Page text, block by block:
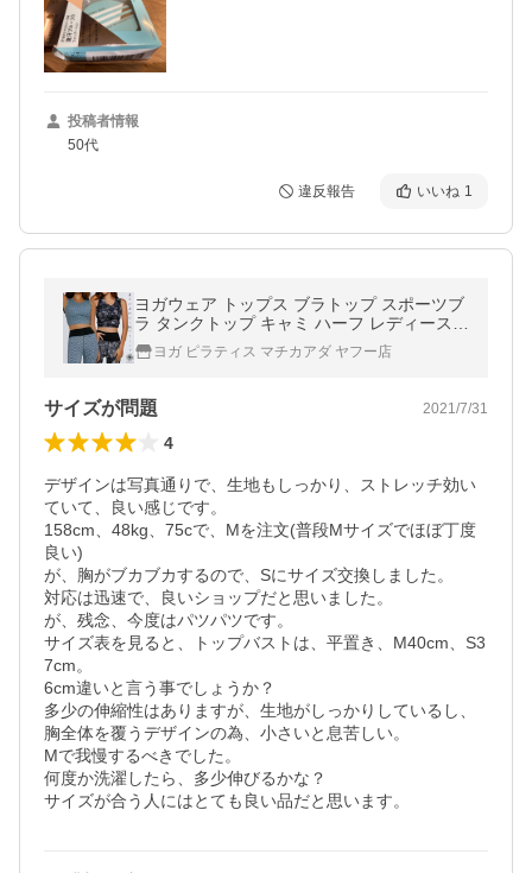
投稿者情報
50代
違反報告 いいね 1
ヨガウェア トップス ブラトップ スポーツブ
ラ タンクトップ キャミ ハーフ レディース
ホットヨガ フィットネスウェア スポーツウ
ェア 柄物タンク型ブラトップ
ヨガ ピラティス マチカアダ ヤフー店
サイズが問題 2021/7/31
4
デザインは写真通りで、生地もしっかり、ストレッチ効い
ていて、良い感じです。
158cm、48kg、75cで、Mを注文(普段Mサイズでほぼ丁度
良い)
が、胸がブカブカするので、Sにサイズ交換しました。
対応は迅速で、良いショップだと思いました。
が、残念、今度はパツパツです。
サイズ表を見ると、トップバストは、平置き、M40cm、S3
7cm。
6cm違いと言う事でしょうか？
多少の伸縮性はありますが、生地がしっかりしているし、
胸全体を覆うデザインの為、小さいと息苦しい。
Mで我慢するべきでした。
何度か洗濯したら、多少伸びるかな？
サイズが合う人にはとても良い品だと思います。